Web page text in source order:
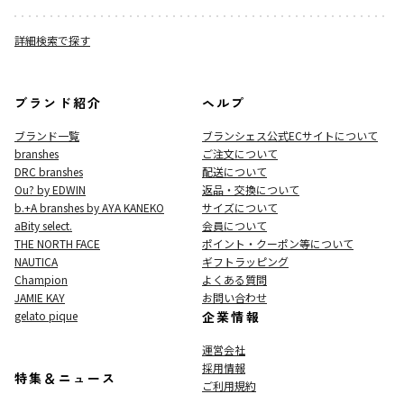
詳細検索で探す
ブランド紹介
ブランド一覧
branshes
DRC branshes
Ou? by EDWIN
b.+A branshes by AYA KANEKO
aBity select.
THE NORTH FACE
NAUTICA
Champion
JAMIE KAY
gelato pique
特集＆ニュース
ヘルプ
ブランシェス公式ECサイトについて
ご注文について
配送について
返品・交換について
サイズについて
会員について
ポイント・クーポン等について
ギフトラッピング
よくある質問
お問い合わせ
企業情報
運営会社
採用情報
ご利用規約